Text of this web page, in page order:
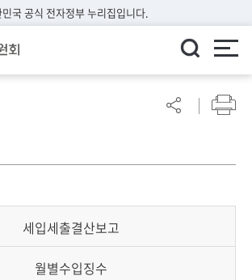
국 공식 전자정부 누리집입니다.
세입세출결산보고
월별수입징수